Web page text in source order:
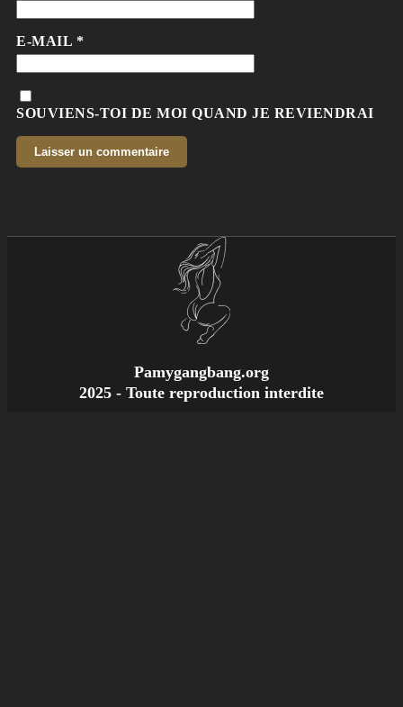
E-MAIL *
SOUVIENS-TOI DE MOI QUAND JE REVIENDRAI
Pamygangbang.org
2025 - Toute reproduction interdite